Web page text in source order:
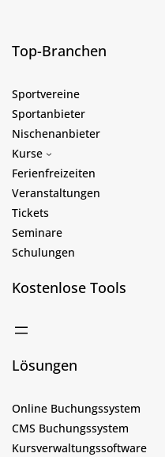
Top-Branchen
Sportvereine
Sportanbieter
Nischenanbieter
Kurse
Ferienfreizeiten
Veranstaltungen
Tickets
Seminare
Schulungen
Kostenlose Tools
Lösungen
Online Buchungssystem
CMS Buchungssystem
Kursverwaltungssoftware